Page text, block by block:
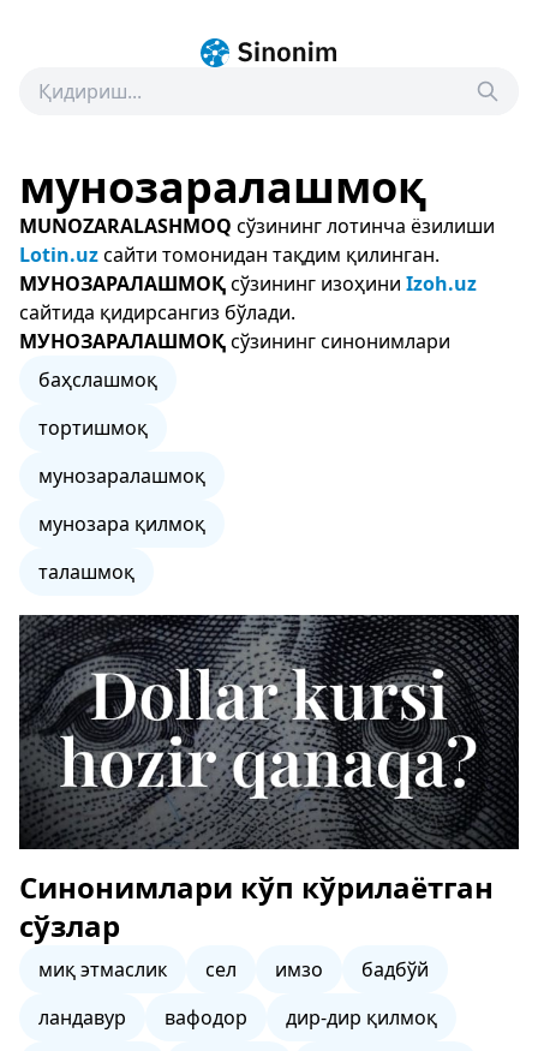
мунозаралашмоқ
MUNOZARALASHMOQ сўзининг лотинча ёзилиши
Lotin.uzсайти томонидан тақдим қилинган.
МУНОЗАРАЛАШМОҚсўзининг изоҳини Izoh.uz
сайтида қидирсангиз бўлади.
МУНОЗАРАЛАШМОҚсўзининг синонимлари
баҳслашмоқ
тортишмоқ
мунозаралашмоқ
мунозара қилмоқ
талашмоқ
Синонимлари кўп кўрилаётган
сўзлар
миқ этмаслик сел имзо
бадбўй
ландавур
вафодор
дир-дир қилмоқ